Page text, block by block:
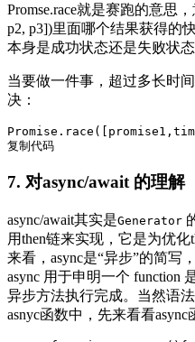
Promse.race就是赛跑的意思
p2, p3])里面哪个结果获得的
本身是成功状态还是失败状态
当要做一件事，超过多长时
决：
Promise
复制代码
7. 对async/await 的理解
async/await其实是Generator
用then链来实现，它是为优
来看，async是“异步”的简写
async 用于申明一个 function
异步方法执行完成。当然语
asnyc函数中，先来看看async